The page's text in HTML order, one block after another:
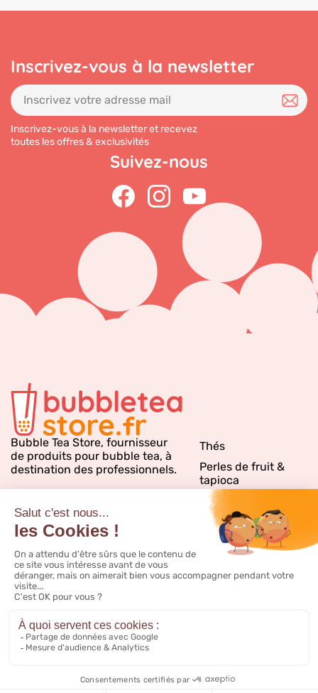
Ajouter au panier
Inscrivez-vous à la newsletter
Inscrivez-vous à la newsletter et recevez
toutes les offres & exclusivités
Suivez-nous
Bubble Tea Store, fournisseur
de produits pour bubble tea, à
destination des professionnels.
Thés
Perles de fruit &
tapioca
Sirops bubble tea
Emballages
Matériels & PLV
Inspirations & conseils
Notre catalogue
FAQ
Nous contacter
À propos
Livraison